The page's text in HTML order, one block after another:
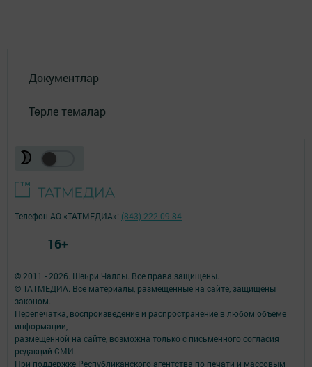
Документлар
Төрле темалар
© 2011 - 2026. Шәһри Чаллы. Все права защищены.
© ТАТМЕДИА. Все материалы, размещенные на сайте, защищены
законом.
Перепечатка, воспроизведение и распространение в любом объеме
информации,
размещенной на сайте, возможна только с письменного согласия
редакций СМИ.
При поддержке Республиканского агентства по печати и массовым
Телефон АО «ТАТМЕДИА»: (843) 222 09 84
16+